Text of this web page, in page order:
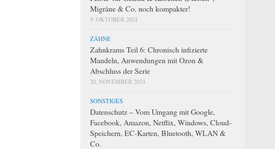
Migräne & Co. noch kompakter!
9. OKTOBER 2024
ZÄHNE
Zahnkrams Teil 6: Chronisch infizierte
Mandeln, Anwendungen mit Ozon &
Abschluss der Serie
20. NOVEMBER 2024
SONSTIGES
Datenschutz – Vom Umgang mit Google,
Facebook, Amazon, Netflix, Windows, Cloud-
Speichern, EC-Karten, Bluetooth, WLAN &
Co.